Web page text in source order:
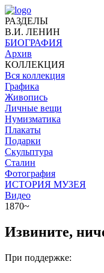
РАЗДЕЛЫ
В.И. ЛЕНИН
БИОГРАФИЯ
Архив
КОЛЛЕКЦИЯ
Вся коллекция
Графика
Живопись
Личные вещи
Нумизматика
Плакаты
Подарки
Скульптура
Сталин
Фотография
ИСТОРИЯ МУЗЕЯ
Видео
1870~
Извините,
При поддержке: